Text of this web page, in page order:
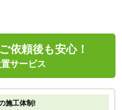
依頼後も安心！
サービス
施工体制!